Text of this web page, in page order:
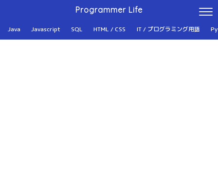
Programmer Life
Java Javascript SQL HTML / CSS IT / プログラミング用語